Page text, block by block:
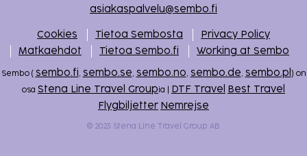
asiakaspalvelu@sembo.fi
Cookies Tietoa Sembosta
Privacy Policy
Matkaehdot
Tietoa Sembo.fi Working at Sembo
Sembo ( sembo.fi sembo.se sembo.no sembo.de sembo.pl ) on
osa Stena Line Travel Groupia | DTF Travel
Best Travel
Flygbiljetter Nemrejse
© 2023 Stena Line Travel Group AB